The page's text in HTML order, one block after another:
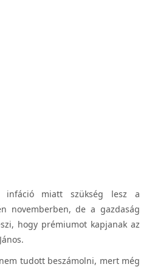
infáció miatt szükség lesz a
novemberben, de a gazdaság
hogy prémiumot kapjanak az
tudott beszámolni, mert még